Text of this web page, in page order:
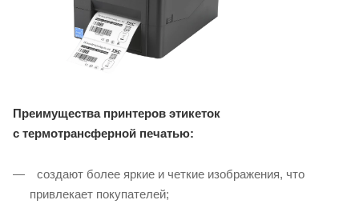
Преимущества принтеров этикеток
с термотрансферной печатью:
создают более яркие и четкие изображения, что
привлекает покупателей;